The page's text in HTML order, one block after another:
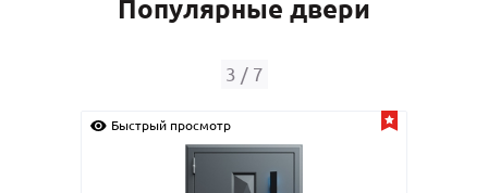
Популярные двери
3 / 7
Быстрый просмотр